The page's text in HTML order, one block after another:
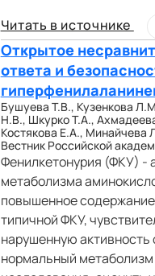
Читать в источнике
Открытое
ответа и
Бушуева Т.В., Кузенкова
Н.В., Шкурко Т.А.,
Костякова Е.А.,
Вестник Российской
Фенилкетонурия (ФКУ) -
метаболизма
повышенное
типичной ФКУ,
нарушенную активность
нормальный